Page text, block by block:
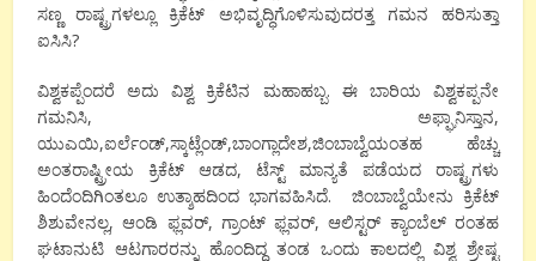
ಸಣ್ಣ ರಾಷ್ಟ್ರಗಳಲ್ಲೂ ಕ್ರಿಕೆಟ್ ಅಭಿವೃದ್ಧಿಗೊಳಿಸುವುದರತ್ತ ಗಮನ ಹರಿಸುತ್ತಾ
ಐಸಿಸಿ?
ವಿಶ್ವಕಪ್ಪೆಂದರೆ ಅದು ವಿಶ್ವ ಕ್ರಿಕೆಟಿನ ಮಹಾಹಬ್ಬ. ಈ ಬಾರಿಯ ವಿಶ್ವಕಪ್ಪನೇ
ಗಮನಿಸಿ, ಅಫ್ಘಾನಿಸ್ತಾನ,
ಯುಎಯಿ,ಐರ್ಲೆಂಡ್,ಸ್ಕಾಟ್ಲೆಂಡ್,ಬಾಂಗ್ಲಾದೇಶ,ಜಿಂಬಾಬ್ವೆಯಂತಹ ಹೆಚ್ಚು
ಅಂತರಾಷ್ಟ್ರೀಯ ಕ್ರಿಕೆಟ್ ಆಡದ, ಟೆಸ್ಟ್ ಮಾನ್ಯತೆ ಪಡೆಯದ ರಾಷ್ಟ್ರಗಳು
ಹಿಂದೆಂದಿಗಿಂತಲೂ ಉತ್ಶಾಹದಿಂದ ಭಾಗವಹಿಸಿದೆ. ಜಿಂಬಾಬ್ವೆಯೇನು ಕ್ರಿಕೆಟ್
ಶಿಶುವೇನಲ್ಲ, ಆಂಡಿ ಫ್ಲವರ್, ಗ್ರಾಂಟ್ ಫ್ಲವರ್, ಆಲಿಸ್ಟರ್ ಕ್ಯಾಂಬೆಲ್ ರಂತಹ
ಘಟಾನುಟಿ ಆಟಗಾರರನ್ನು ಹೊಂದಿದ್ದ ತಂಡ ಒಂದು ಕಾಲದಲ್ಲಿ ವಿಶ್ವ ಶ್ರೇಷ್ಟ